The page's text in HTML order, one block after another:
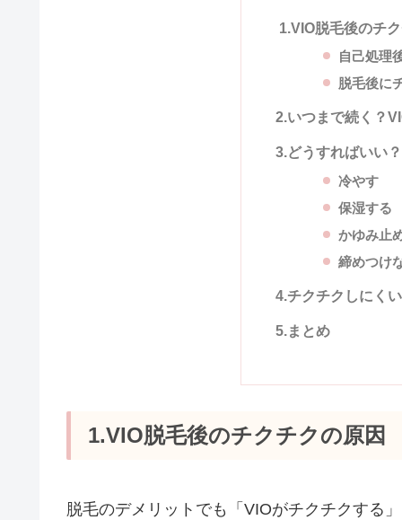
1.VIO脱毛後のチ
自己処理
脱毛後に
2.いつまで続く？
3.どうすればいい
冷やす
保湿する
かゆみ止
締めつけ
4.チクチクしにく
5.まとめ
1.VIO脱毛後のチクチクの原因
脱毛のデメリットでも「VIOがチクチクする